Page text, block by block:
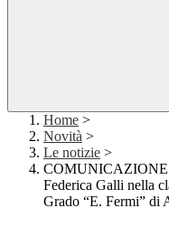
Home >
Novità >
Le notizie >
COMUNICAZIONE
Federica Galli nella
Grado “E. Fermi” di